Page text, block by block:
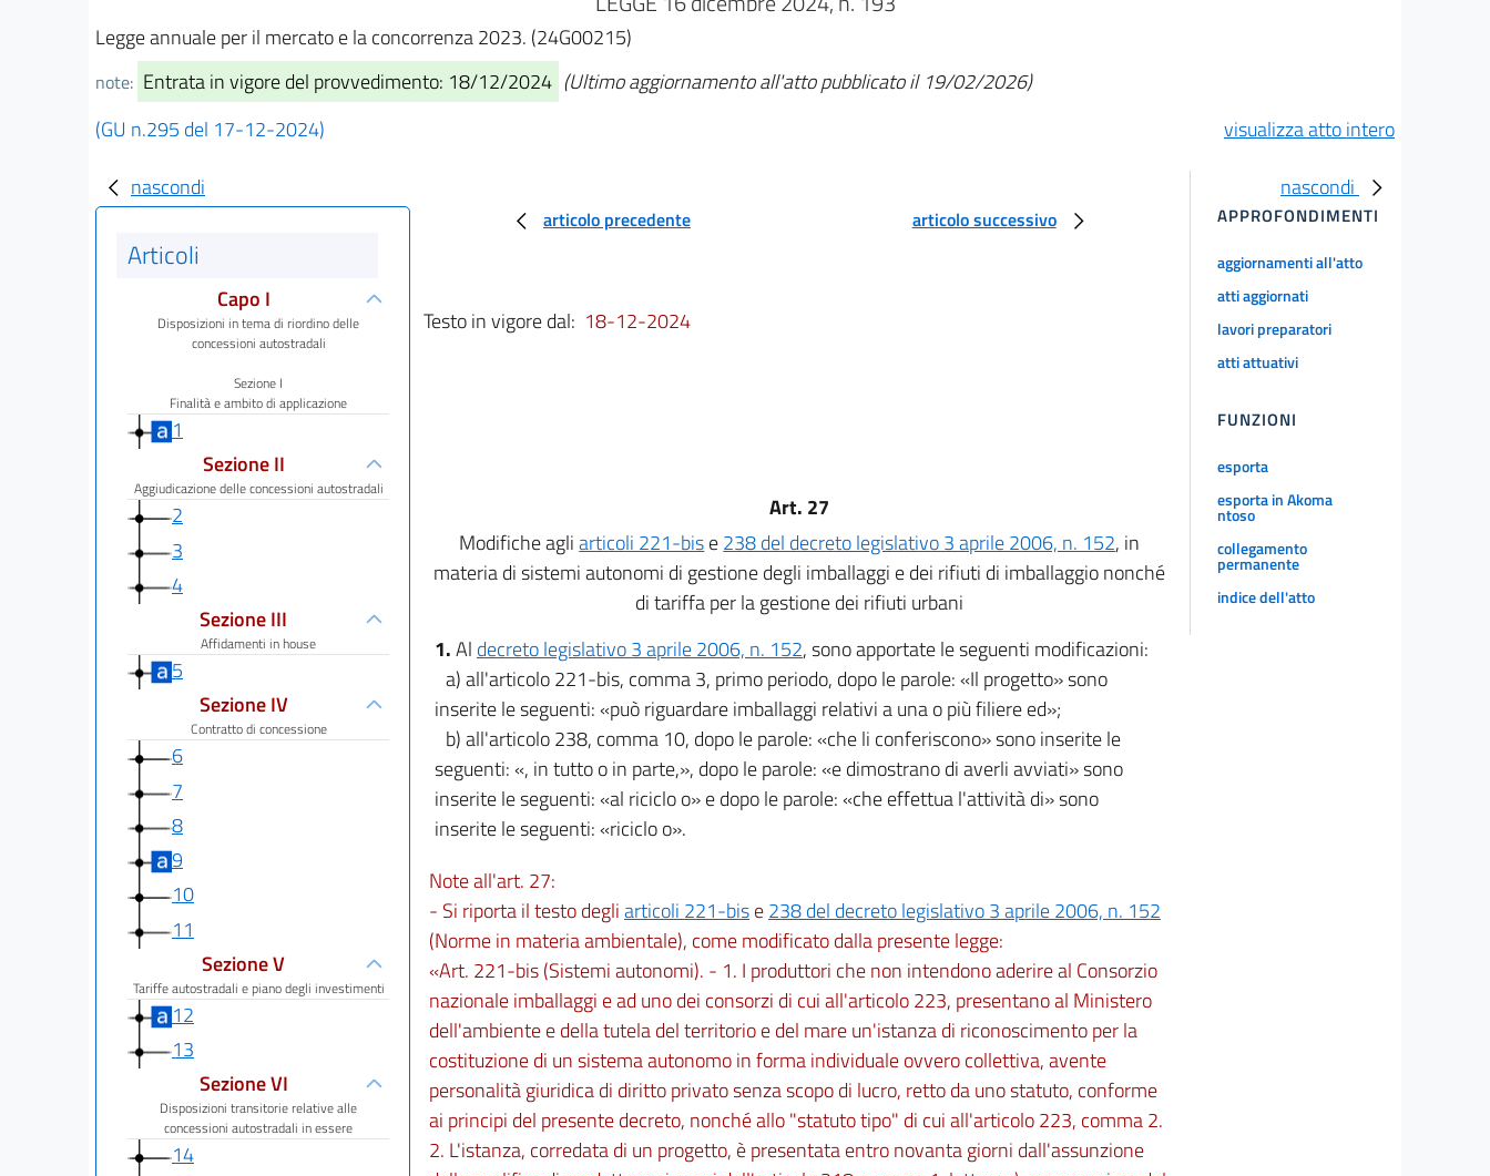
Legge annuale per il mercato e la concorrenza 2023. (24G00215)
note: Entrata in vigore del provvedimento: 18/12/2024 (Ultimo aggiornamento all'atto pubblicato il 19/02/2026)
(GU n.295 del 17-12-2024)
visualizza atto intero
nascondi
Articoli
Capo I
Disposizioni in tema di riordino delle
concessioni autostradali
Sezione I
Finalità e ambito di applicazione
1
Sezione II
Aggiudicazione delle concessioni autostradali
2
3
4
Sezione III
Affidamenti in house
5
Sezione IV
Contratto di concessione
6
7
8
9
10
11
Sezione V
Tariffe autostradali e piano degli investimenti
12
13
Sezione VI
Disposizioni transitorie relative alle
concessioni autostradali in essere
14
articolo precedente articolo successivo
Testo in vigore dal: 18-12-2024
Art. 27
Modifiche agliarticoli 221-bise238 del decreto legislativo 3 aprile 2006, n. 152, in
materia di sistemi autonomi di gestione degli imballaggi e dei rifiuti di imballaggio nonché
di tariffa per la gestione dei rifiuti urbani
1.Al decreto legislativo 3 aprile 2006, n. 152, sono apportate le seguenti modificazioni:
a) all'articolo 221-bis, comma 3, primo periodo, dopo le parole: «Il progetto» sono
inserite le seguenti: «può riguardare imballaggi relativi a una o più filiere ed»;
b) all'articolo 238, comma 10, dopo le parole: «che li conferiscono» sono inserite le
seguenti: «, in tutto o in parte,», dopo le parole: «e dimostrano di averli avviati» sono
inserite le seguenti: «al riciclo o» e dopo le parole: «che effettua l'attività di» sono
inserite le seguenti: «riciclo o».
Note all'art. 27:
- Si riporta il testo degliarticoli 221-bise238 del decreto legislativo 3 aprile 2006, n. 152
(Norme in materia ambientale), come modificato dalla presente legge:
«Art. 221-bis (Sistemi autonomi). - 1. I produttori che non intendono aderire al Consorzio
nazionale imballaggi e ad uno dei consorzi di cui all'articolo 223, presentano al Ministero
dell'ambiente e della tutela del territorio e del mare un'istanza di riconoscimento per la
costituzione di un sistema autonomo in forma individuale ovvero collettiva, avente
personalità giuridica di diritto privato senza scopo di lucro, retto da uno statuto, conforme
ai principi del presente decreto, nonché allo "statuto tipo" di cui all'articolo 223, comma 2.
2. L'istanza, corredata di un progetto, è presentata entro novanta giorni dall'assunzione
nascondi
APPROFONDIMENTI
aggiornamenti all'atto
atti aggiornati
lavori preparatori
atti attuativi
FUNZIONI
esporta
esporta in Akoma
ntoso
collegamento
permanente
indice dell'atto